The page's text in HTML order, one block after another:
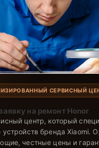
СЕРВИСНЫЙ
на ремонт Honor
центр, который
устройств бренда Xiaomi.
честные цены и